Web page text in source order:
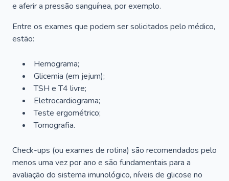
e aferir a pressão sanguínea, por exemplo.
Entre os exames que podem ser solicitados pelo médico,
estão:
Hemograma;
Glicemia (em jejum);
TSH e T4 livre;
Eletrocardiograma;
Teste ergométrico;
Tomografia.
Check-ups (ou exames de rotina) são recomendados pelo
menos uma vez por ano e são fundamentais para a
avaliação do sistema imunológico, níveis de glicose no